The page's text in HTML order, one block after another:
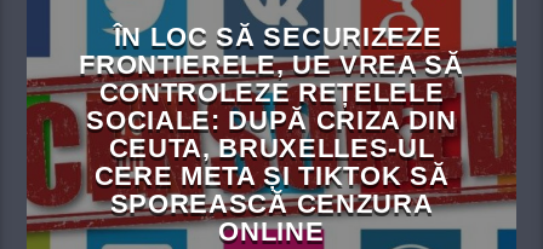
ÎN LOC SĂ SECURIZEZE
FRONTIERELE, UE VREA SĂ
CONTROLEZE REȚELELE
SOCIALE: DUPĂ CRIZA DIN
CEUTA, BRUXELLES-UL
CERE META ȘI TIKTOK SĂ
SPOREASCĂ CENZURA
ONLINE